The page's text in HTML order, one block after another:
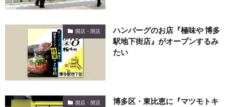
開店・閉店
ハンバーグのお店『極味や 博多
駅地下街店』がオープンするみ
たい
開店・閉店
博多区・東比恵に『マツモトキ